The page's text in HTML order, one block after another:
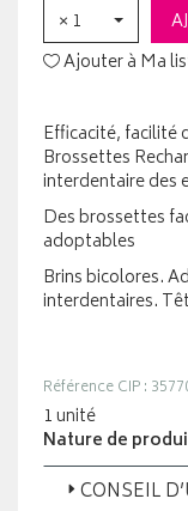
× 1
Ajouter à Ma
Efficacité, facilité
Brossettes
interdentaire des
Des brossettes
adoptables
Brins bicolores.
interdentaires.
Référence CIP :
1 unité
Nature de
CONSEIL